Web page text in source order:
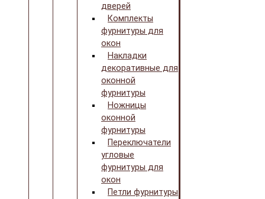
дверей
Комплекты
фурнитуры для
окон
Накладки
декоративные для
оконной
фурнитуры
Ножницы
оконной
фурнитуры
Переключатели
угловые
фурнитуры для
окон
Петли фурнитуры